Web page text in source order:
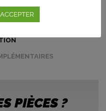
PIÈCES ?
ACCEPTER